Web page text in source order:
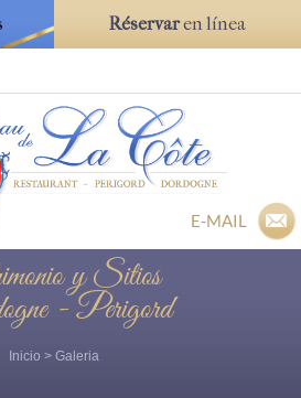
Réservaren línea
E-MAIL
y Sitios
- Perigord
Inicio > Galeria